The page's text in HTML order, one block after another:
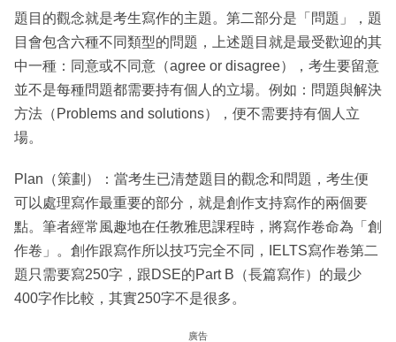
題目的觀念就是考生寫作的主題。第二部分是「問題」，題
目會包含六種不同類型的問題，上述題目就是最受歡迎的其
中一種：同意或不同意（agree or disagree），考生要留意
並不是每種問題都需要持有個人的立場。例如：問題與解決
方法（Problems and solutions），便不需要持有個人立
場。
Plan（策劃）：當考生已清楚題目的觀念和問題，考生便
可以處理寫作最重要的部分，就是創作支持寫作的兩個要
點。筆者經常風趣地在任教雅思課程時，將寫作卷命為「創
作卷」。創作跟寫作所以技巧完全不同，IELTS寫作卷第二
題只需要寫250字，跟DSE的Part B（長篇寫作）的最少
400字作比較，其實250字不是很多。
廣告